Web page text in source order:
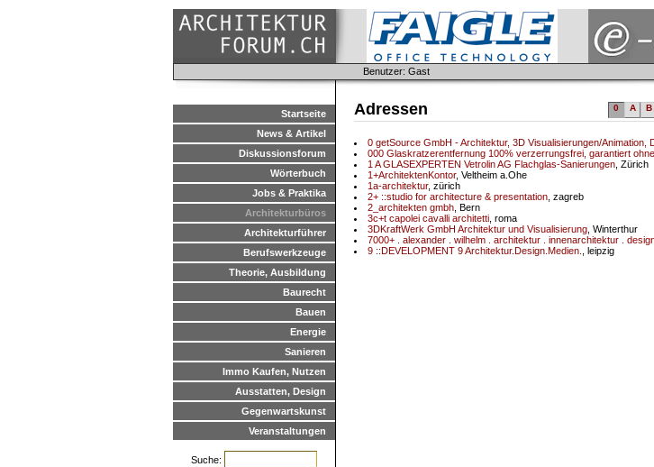
Benutzer: Gast
Startseite
News & Artikel
Diskussionsforum
Wörterbuch
Jobs & Praktika
Architekturbüros
Architekturführer
Berufswerkzeuge
Theorie, Ausbildung
Baurecht
Bauen
Energie
Sanieren
Immo Kaufen, Nutzen
Ausstatten, Design
Gegenwartskunst
Veranstaltungen
Suche:
Adressen 0 A B
0 getSource GmbH - Architektur, 3D Visualisierungen/Animation,
000 Glaskratzerentfernung 100% verzerrungsfrei, garantiert
1 A GLASEXPERTEN Vetrolin AG Flachglas-Sanierungen , Zürich
1+ArchitektenKontor, Veltheim a.Ohe
1a-architektur, zürich
2+ ::studio for architecture & presentation , zagreb
2_architekten gmbh , Bern
3c+t capolei cavalli architetti , roma
3DKraftWerk GmbH Architektur und Visualisierung , Winterthur
7000+ . alexander . wilhelm . architektur . innenarchitektur .
9 ::DEVELOPMENT 9 Architektur.Design.Medien.
, leipzig